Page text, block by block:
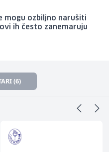
mogu ozbiljno narušiti
ih često zanemaruju
(6)